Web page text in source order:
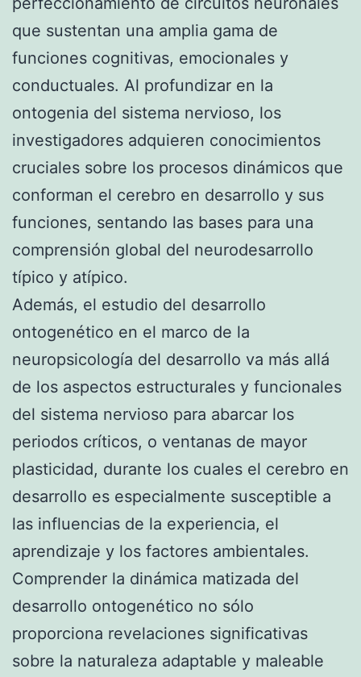
que sustentan una amplia gama de
funciones cognitivas, emocionales y
conductuales. Al profundizar en la
ontogenia del sistema nervioso, los
investigadores adquieren conocimientos
cruciales sobre los procesos dinámicos que
conforman el cerebro en desarrollo y sus
funciones, sentando las bases para una
comprensión global del neurodesarrollo
típico y atípico.
Además, el estudio del desarrollo
ontogenético en el marco de la
neuropsicología del desarrollo va más allá
de los aspectos estructurales y funcionales
del sistema nervioso para abarcar los
periodos críticos, o ventanas de mayor
plasticidad, durante los cuales el cerebro en
desarrollo es especialmente susceptible a
las influencias de la experiencia, el
aprendizaje y los factores ambientales.
Comprender la dinámica matizada del
desarrollo ontogenético no sólo
proporciona revelaciones significativas
sobre la naturaleza adaptable y maleable